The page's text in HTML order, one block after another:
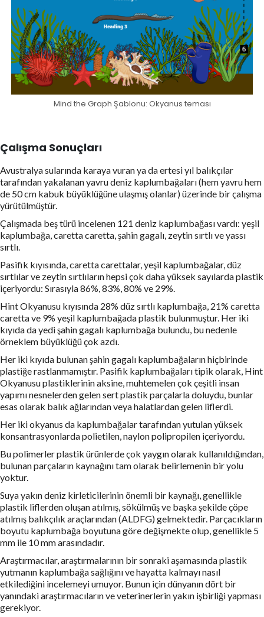
Mind the Graph Şablonu: Okyanus teması
Çalışma Sonuçları
Avustralya sularında karaya vuran ya da ertesi yıl balıkçılar
tarafından yakalanan yavru deniz kaplumbağaları (hem yavru hem
de 50 cm kabuk büyüklüğüne ulaşmış olanlar) üzerinde bir çalışma
yürütülmüştür.
Çalışmada beş türü incelenen 121 deniz kaplumbağası vardı: yeşil
kaplumbağa, caretta caretta, şahin gagalı, zeytin sırtlı ve yassı
sırtlı.
Pasifik kıyısında, caretta carettalar, yeşil kaplumbağalar, düz
sırtlılar ve zeytin sırtlıların hepsi çok daha yüksek sayılarda plastik
içeriyordu: Sırasıyla 86%, 83%, 80% ve 29%.
Hint Okyanusu kıyısında 28% düz sırtlı kaplumbağa, 21% caretta
caretta ve 9% yeşil kaplumbağada plastik bulunmuştur. Her iki
kıyıda da yedi şahin gagalı kaplumbağa bulundu, bu nedenle
örneklem büyüklüğü çok azdı.
Her iki kıyıda bulunan şahin gagalı kaplumbağaların hiçbirinde
plastiğe rastlanmamıştır. Pasifik kaplumbağaları tipik olarak, Hint
Okyanusu plastiklerinin aksine, muhtemelen çok çeşitli insan
yapımı nesnelerden gelen sert plastik parçalarla doluydu, bunlar
esas olarak balık ağlarından veya halatlardan gelen liflerdi.
Her iki okyanus da kaplumbağalar tarafından yutulan yüksek
konsantrasyonlarda polietilen, naylon polipropilen içeriyordu.
Bu polimerler plastik ürünlerde çok yaygın olarak kullanıldığından,
bulunan parçaların kaynağını tam olarak belirlemenin bir yolu
yoktur.
Suya yakın deniz kirleticilerinin önemli bir kaynağı, genellikle
plastik liflerden oluşan atılmış, sökülmüş ve başka şekilde çöpe
atılmış balıkçılık araçlarından (ALDFG) gelmektedir. Parçacıkların
boyutu kaplumbağa boyutuna göre değişmekte olup, genellikle 5
mm ile 10 mm arasındadır.
Araştırmacılar, araştırmalarının bir sonraki aşamasında plastik
yutmanın kaplumbağa sağlığını ve hayatta kalmayı nasıl
etkilediğini incelemeyi umuyor. Bunun için dünyanın dört bir
yanındaki araştırmacıların ve veterinerlerin yakın işbirliği yapması
gerekiyor.